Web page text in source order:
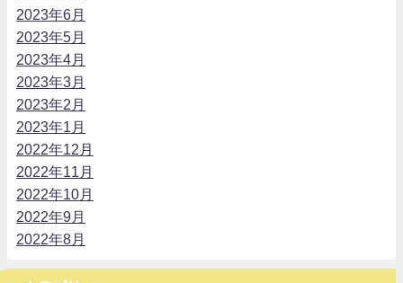
2023年6月
2023年5月
2023年4月
2023年3月
2023年2月
2023年1月
2022年12月
2022年11月
2022年10月
2022年9月
2022年8月